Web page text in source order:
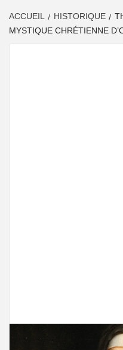
ACCUEIL HISTORIQUE
MYSTIQUE CHRÉTIENNE